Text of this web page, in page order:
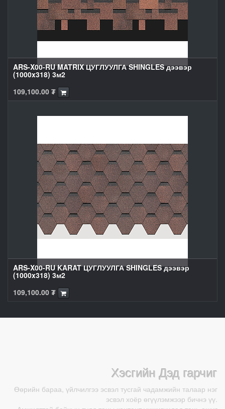
ARS-X00-RU MATRIX ЦУГЛУУЛГА SHINGLES дээвэр
(1000x318) 3м2
109,100.00 ₮
ARS-X00-RU KARAT ЦУГЛУУЛГА SHINGLES дээвэр
(1000x318) 3м2
109,100.00 ₮
Хэсгийн Дэд гарчиг
Өөрийн бараа, үйлчилгээ эсвэл тусгай чадамжийн талаар нэг
эсвэл хоёр өгүүлэмжээр бичнэ үү.